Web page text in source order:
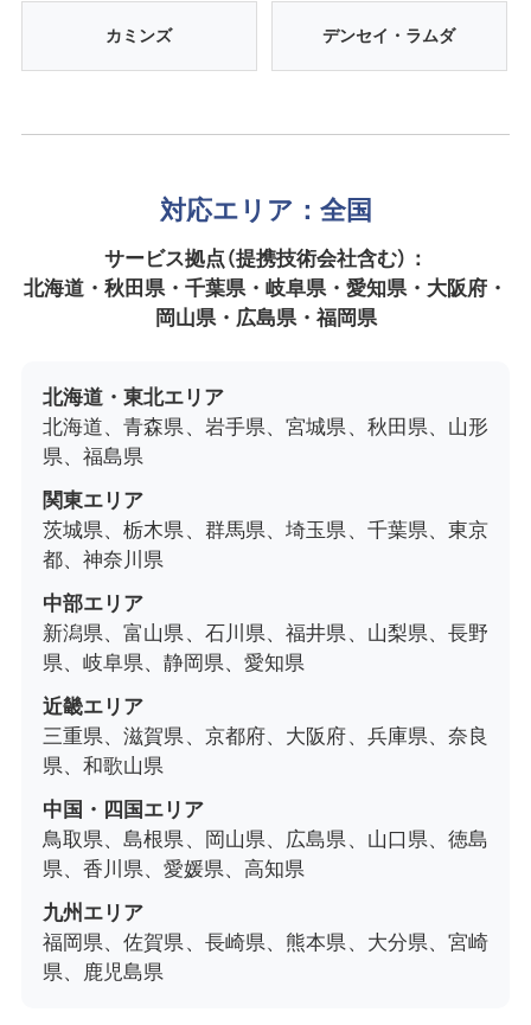
カミンズ デンセイ・ラムダ
対応エリア：全国
サービス拠点（提携技術会社含む）：
北海道・秋田県・千葉県・岐阜県・愛知県・大阪府・
岡山県・広島県・福岡県
北海道・東北エリア
北海道、青森県、岩手県、宮城県、秋田県、山形
県、福島県
関東エリア
茨城県、栃木県、群馬県、埼玉県、千葉県、東京
都、神奈川県
中部エリア
新潟県、富山県、石川県、福井県、山梨県、長野
県、岐阜県、静岡県、愛知県
近畿エリア
三重県、滋賀県、京都府、大阪府、兵庫県、奈良
県、和歌山県
中国・四国エリア
鳥取県、島根県、岡山県、広島県、山口県、徳島
県、香川県、愛媛県、高知県
九州エリア
福岡県、佐賀県、長崎県、熊本県、大分県、宮崎
県、鹿児島県